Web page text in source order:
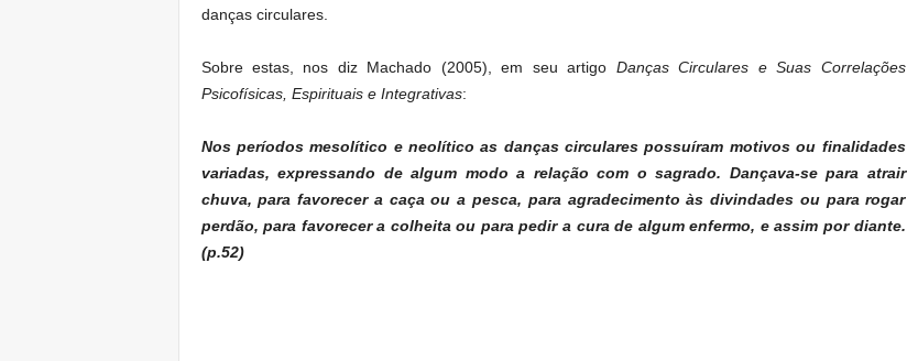
danças circulares.
Sobre estas, nos diz Machado (2005), em seu artigo Danças Circulares e Suas Correlações
Psicofísicas, Espirituais e Integrativas:
Nos períodos mesolítico e neolítico as danças circulares possuíram motivos ou finalidades
variadas, expressando de algum modo a relação com o sagrado. Dançava-se para atrair
chuva, para favorecer a caça ou a pesca, para agradecimento às divindades ou para rogar
perdão, para favorecer a colheita ou para pedir a cura de algum enfermo, e assim por diante.
(p.52)